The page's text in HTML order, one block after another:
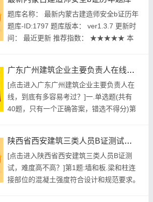
直径应大于白棕绳直径的()倍。请关注上面
的微.信.公.众.号：建题帮，手机随时随地
刷题学习更方便哟！参考解析:起重吊装作
业...
题库名称： 最新内蒙古建造师安全b证历年
题库-ID:1797 题库版本： ver1.3.7 更新时
间： 最近更新 推荐指数： ★★★★★ 本
中心 进入建造师安全b证模拟...
广东广州建筑企业主要负责人在线，到底有多容易考过？
[点击进入广东广州建筑企业主要负责人在
线，到底有多容易考过？]一.单选题(共有
40题，只有一个正确答案，错选不得分)第
荐性国家标准D.强制性国家标准正确答案:
查看最佳答案更多最新建筑行业考试题库--
广东广州建筑企业主要负责人在线，到底有
多...
陕西省西安建筑三类人员B证测试，难度高不高？
[点击进入陕西省西安建筑三类人员B证测
试，难度高不高？]第1题:墙和板.梁和柱连
接部位的混凝土强度符合设计和规范要求。